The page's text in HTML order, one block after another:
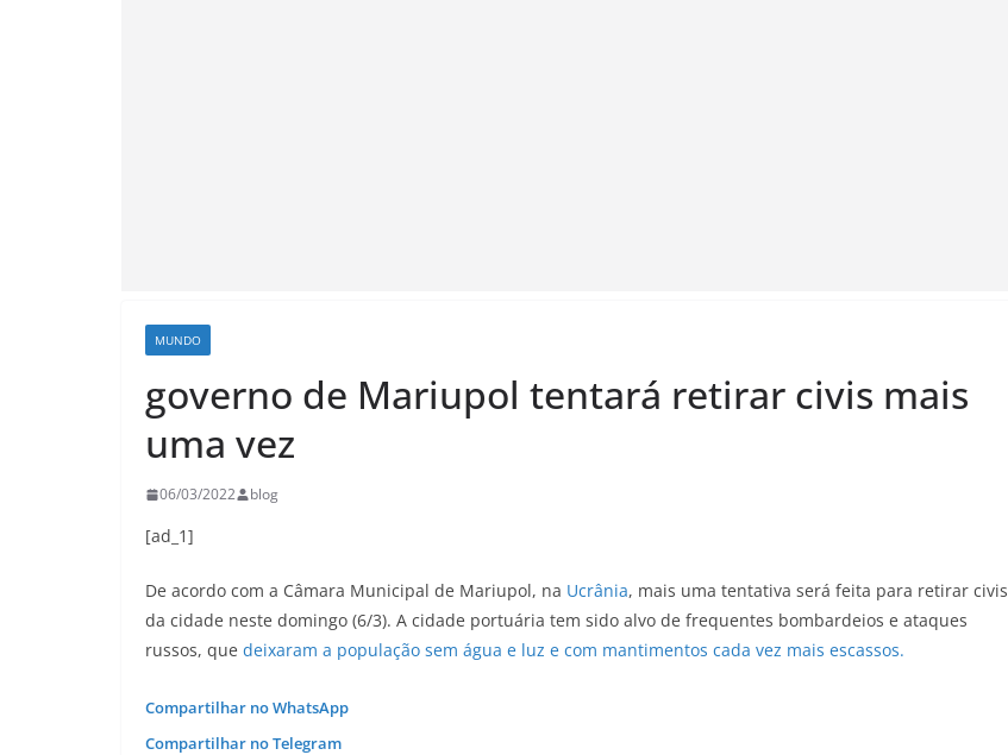
MUNDO
governo de Mariupol tentará retirar civis mais
uma vez
06/03/2022 blog
[ad_1]
De acordo com a Câmara Municipal de Mariupol, na Ucrânia, mais uma tentativa será feita para retirar civis
da cidade neste domingo (6/3). A cidade portuária tem sido alvo de frequentes bombardeios e ataques
russos, que deixaram a população sem água e luz e com mantimentos cada vez mais escassos.
Compartilhar no WhatsApp
Compartilhar no Telegram